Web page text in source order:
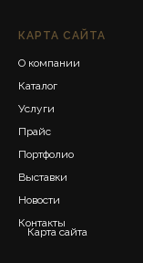
КАРТА САЙТА
О компании
Каталог
Прайс
Услуги
Портфолио
Выставки
Новости
Контакты
Карта сайта